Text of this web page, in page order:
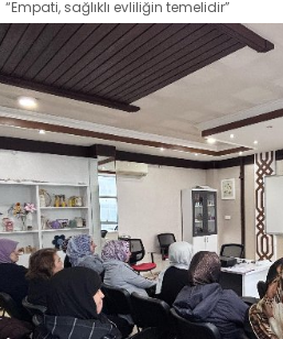
“Empati, sağlıklı evliliğin temelidir”